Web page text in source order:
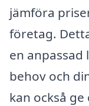
jämföra
företag.
en anpassad
behov och
kan också